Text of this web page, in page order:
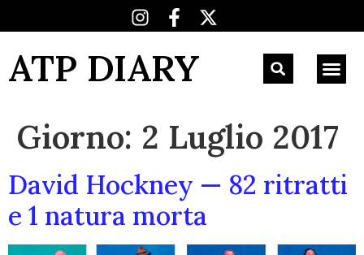
ATP DIARY
Giorno: 2 Luglio 2017
David Hockney — 82 ritratti
e 1 natura morta